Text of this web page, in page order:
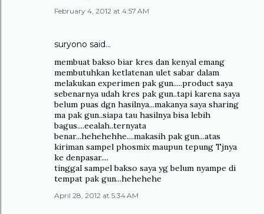
February 4, 2012 at 4:57 AM
suryono said…
membuat bakso biar kres dan kenyal emang
membutuhkan ketlatenan ulet sabar dalam
melakukan experimen pak gun.....product saya
sebenarnya udah kres pak gun..tapi karena saya
belum puas dgn hasilnya...makanya saya sharing
ma pak gun..siapa tau hasilnya bisa lebih
bagus....eealah..ternyata
benar...hehehehhe....makasih pak gun...atas
kiriman sampel phosmix maupun tepung Tjnya
ke denpasar....
tinggal sampel bakso saya yg belum nyampe di
tempat pak gun...hehehehe
April 28, 2012 at 5:34 AM